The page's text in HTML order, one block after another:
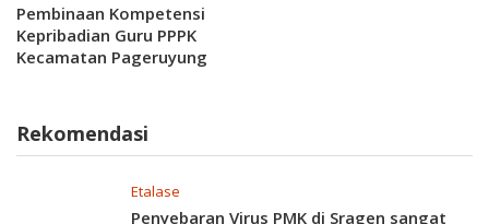
Pembinaan Kompetensi
Kepribadian Guru PPPK
Kecamatan Pageruyung
Rekomendasi
Etalase
Penyebaran Virus PMK di Sragen sangat